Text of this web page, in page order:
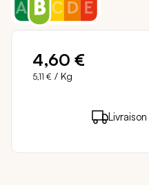
4,60 €
5,11 € / Kg
4 points de fidélité (